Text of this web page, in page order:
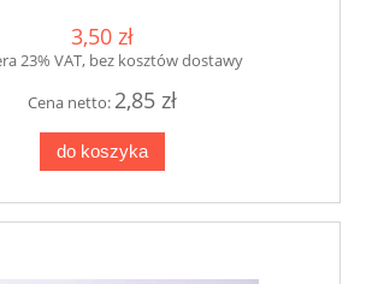
3,50 zł
23% VAT, bez kosztów dostawy
Cena netto: 2,85 zł
do koszyka